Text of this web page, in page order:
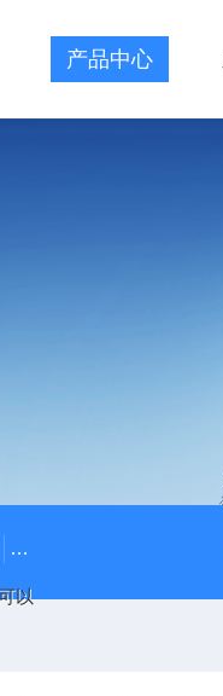
以
产品中心
48t/96t国产ELISA试剂